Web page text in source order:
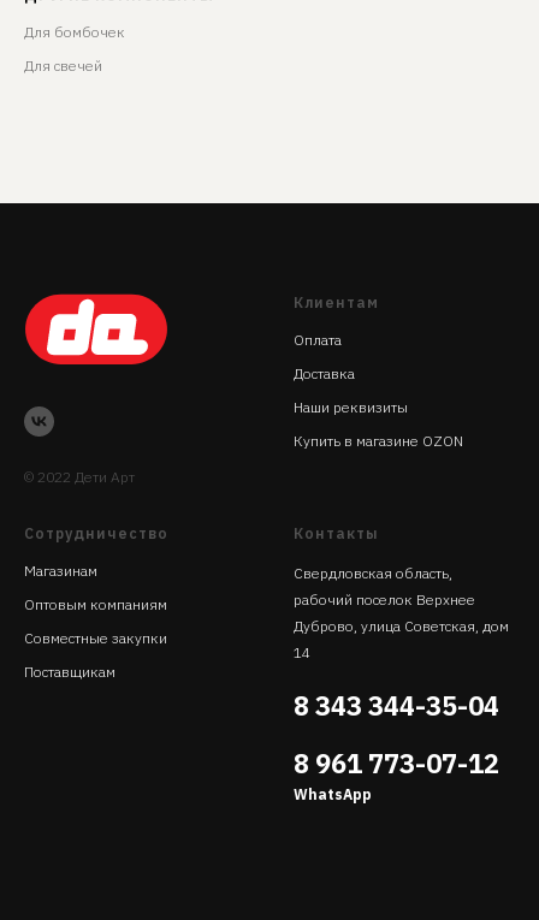
Для бомбочек
Для свечей
© 2022 Дети Арт
Клиентам
Оплата
Доставка
Наши реквизиты
Купить в магазине OZON
Сотрудничество
Магазинам
Оптовым компаниям
Совместные закупки
Поставщикам
Контакты
Свердловская область,
рабочий поселок Верхнее
Дуброво, улица Советская, дом
14
8 343 344-35-04
8 961 773-07-12
WhatsApp